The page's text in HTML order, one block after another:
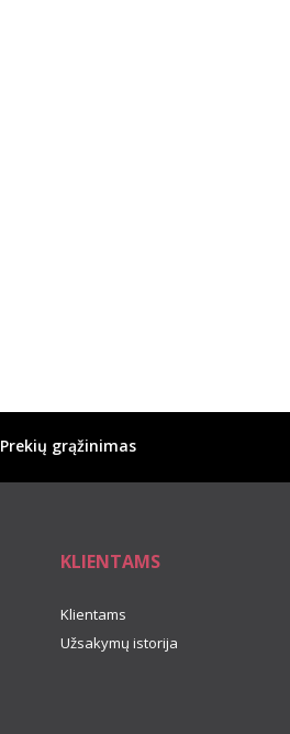
Prekių grąžinimas
KLIENTAMS
Klientams
Užsakymų istorija